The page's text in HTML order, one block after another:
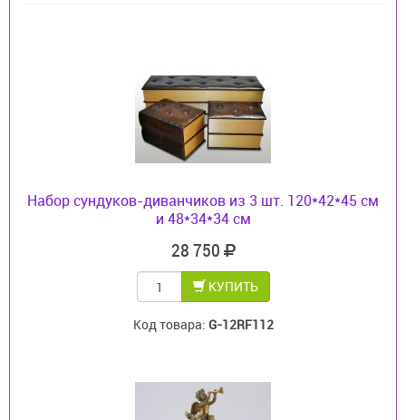
Набор сундуков-диванчиков из 3 шт. 120*42*45 см
и 48*34*34 см
28 750
КУПИТЬ
Код товара: G-12RF112